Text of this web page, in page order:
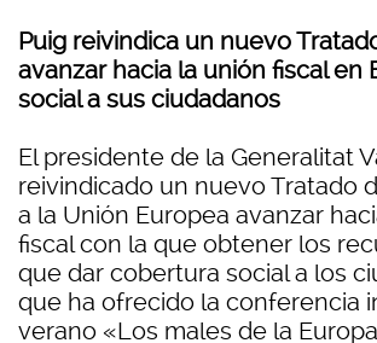
Puig reivindica un nuevo
avanzar hacia la unión fiscal en
social a sus ciudadanos
El presidente de la Generalitat
reivindicado un nuevo Tratado
a la Unión Europea avanzar
fiscal con la que obtener los
que dar cobertura social a los
que ha ofrecido la conferencia
verano «Los males de la